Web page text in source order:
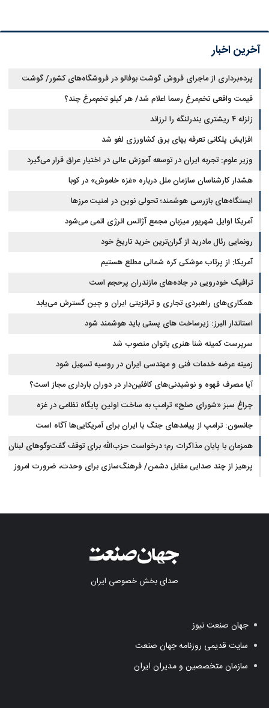
آخرین اخبار
پرده‌برداری از ماجرای فروش گوشت بوفالو در فروشگاه‌های کشور/ گوشت
بوفالو از کجا وارد می‌شود؟/ هر کیلو بوفالو با چه قیمتی به فروش می‌رود؟
قیمت واقعی تخم‌مرغ رسما اعلام شد/ هر کیلو تخم‌مرغ چند؟
زلزله ۴ ریشتری بندرلنگه را لرزاند
افزایش پلکانی تعرفه بهای برق کشاورزی لغو شد
وزیر علوم: تجربه ایران در توسعه آموزش عالی در اختیار عراق قرار می‌گیرد
هشدار کارشناسان سازمان ملل درباره «غزه‌ خاموش» در کوبا
ایستگاه‌های بازرسی هوشمند؛ تحولی نوین در امنیت مرزها
آمریکا اوایل شهریور میزبان مجمع آژانس انرژی اتمی می‌شود
رونمایی رئال مادرید از گران‌ترین خرید تاریخ خود
آمریکا: از پرتاب موشکی کره شمالی مطلع هستیم
ترافیک خودرویی در جاده‌های مازندران پرحجم است
همکاری‌های راهبردی تجاری و ترانزیتی ایران و چین گسترش می‌یابد
استاندار البرز: زیرساخت های پستی باید هوشمند شود
سرپرست کمیته شنا هنری بانوان منصوب شد
زمینه عرضه خدمات فنی و مهندسی ایران در روسیه تسهیل شود
آیا مصرف قهوه و نوشیدنی‌های کافئین‌دار در دوران بارداری مجاز است؟
چراغ سبز «شورای صلح» ترامپ به ساخت اولین پایگاه نظامی در غزه
جانسون: ترامپ از پیامدهای جنگ با ایران برای آمریکایی‌ها آگاه است
همزمان با پایان مذاکرات رم؛ درخواست حزب‌الله برای توقف گفت‌وگوهای لبنان
با اسرائیل
پرهیز از چند صدایی مقابل دشمن/ فرهنگ‌سازی برای وحدت، ضرورت امروز
صدای بخش خصوصی ایران
جهان صنعت نیوز
سایت قدیمی روزنامه جهان صنعت
سازمان متخصصین و مدیران ایران